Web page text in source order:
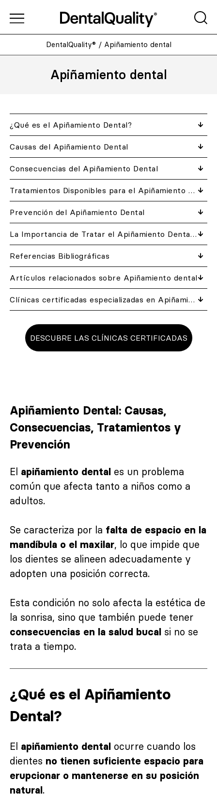
DentalQuality® / Apiñamiento dental
Apiñamiento dental
¿Qué es el Apiñamiento Dental?
Causas del Apiñamiento Dental
Consecuencias del Apiñamiento Dental
Tratamientos Disponibles para el Apiñamiento Dental
Prevención del Apiñamiento Dental
La Importancia de Tratar el Apiñamiento Dental a Tiempo
Referencias Bibliográficas
Artículos relacionados​ sobre Apiñamiento dental
Clínicas certificadas especializadas en Apiñamiento dental
DESCUBRE LAS CLÍNICAS CERTIFICADAS
Apiñamiento Dental: Causas,
Consecuencias, Tratamientos y
Prevención
El apiñamiento dental es un problema
común que afecta tanto a niños como a
adultos.
Se caracteriza por la falta de espacio en la
mandíbula o el maxilar, lo que impide que
los dientes se alineen adecuadamente y
adopten una posición correcta.
Esta condición no solo afecta la estética de
la sonrisa, sino que también puede tener
consecuencias en la salud bucal si no se
trata a tiempo.
¿Qué es el Apiñamiento
Dental?
El apiñamiento dental ocurre cuando los
dientes no tienen suficiente espacio para
erupcionar o mantenerse en su posición
natural.